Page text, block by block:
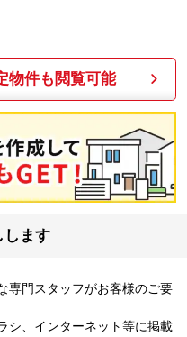
物件も閲覧可能
します
専門スタッフがお客様のご要
シ、インターネット等に掲載